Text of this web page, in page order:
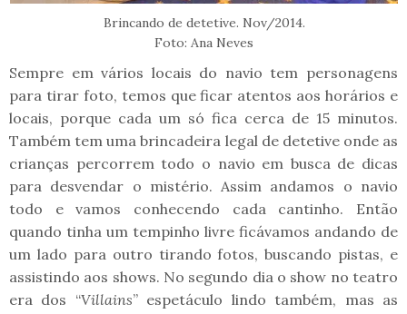
Brincando de detetive. Nov/2014.
Foto: Ana Neves
Sempre em vários locais do navio tem personagens
para tirar foto, temos que ficar atentos aos horários e
locais, porque cada um só fica cerca de 15 minutos.
Também tem uma brincadeira legal de detetive onde as
crianças percorrem todo o navio em busca de dicas
para desvendar o mistério. Assim andamos o navio
todo e vamos conhecendo cada cantinho. Então
quando tinha um tempinho livre ficávamos andando de
um lado para outro tirando fotos, buscando pistas, e
assistindo aos shows. No segundo dia o show no teatro
era dos “Villains” espetáculo lindo também, mas as